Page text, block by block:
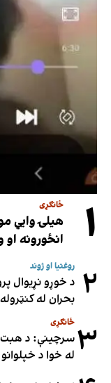
۱ ځانګړی
هیلۍ وایي
انځورونه
۲ روغتیا او ژوند
د خوړو نړیوال
بحران له
۳ ځانګړی
سرچینې: د
له خوا د